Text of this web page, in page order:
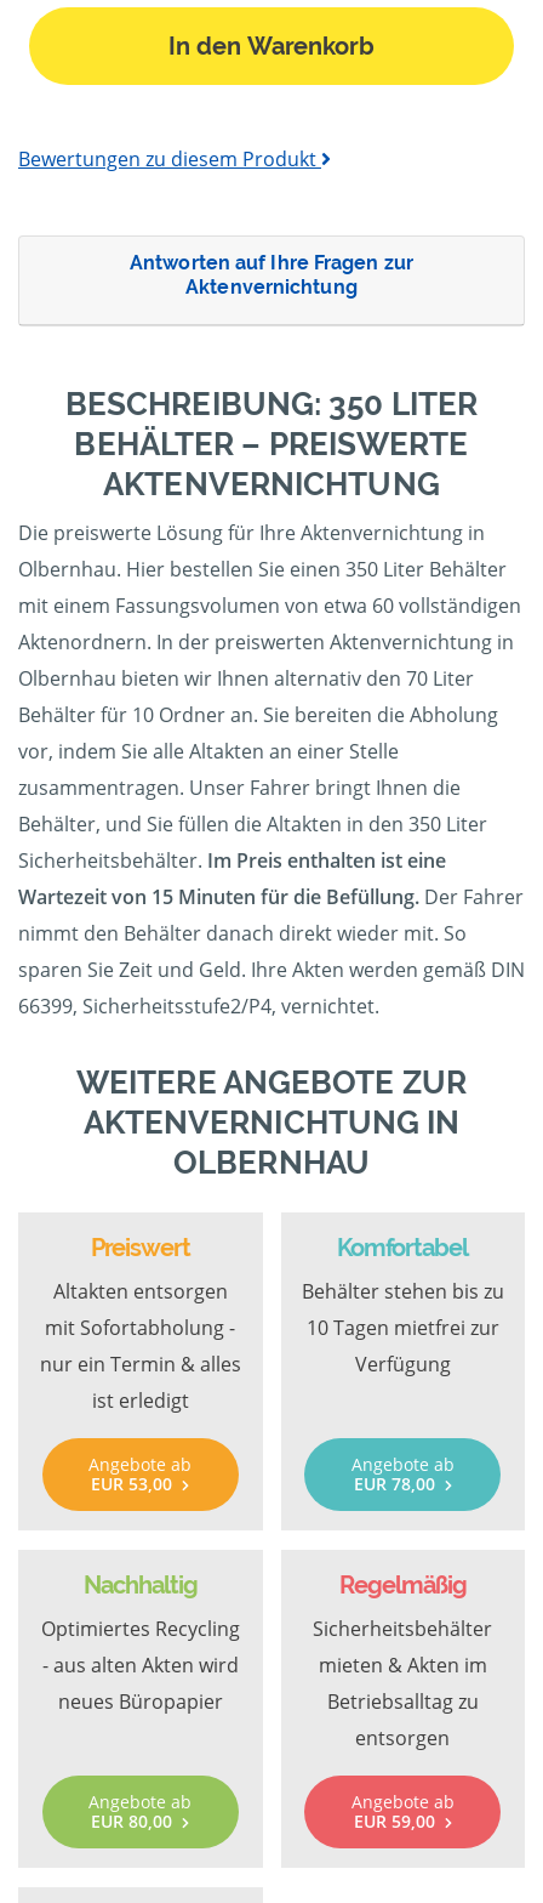
In den Warenkorb
Bewertungen zu diesem Produkt
Antworten auf Ihre Fragen zur
Aktenvernichtung
BESCHREIBUNG: 350 LITER
BEHÄLTER – PREISWERTE
AKTENVERNICHTUNG
Die preiswerte Lösung für Ihre Aktenvernichtung in
Olbernhau. Hier bestellen Sie einen 350 Liter Behälter
mit einem Fassungsvolumen von etwa 60 vollständigen
Aktenordnern. In der preiswerten Aktenvernichtung in
Olbernhau bieten wir Ihnen alternativ den 70 Liter
Behälter für 10 Ordner an. Sie bereiten die Abholung
vor, indem Sie alle Altakten an einer Stelle
zusammentragen. Unser Fahrer bringt Ihnen die
Behälter, und Sie füllen die Altakten in den 350 Liter
Sicherheitsbehälter. Im Preis enthalten ist eine
Wartezeit von 15 Minuten für die Befüllung. Der Fahrer
nimmt den Behälter danach direkt wieder mit. So
sparen Sie Zeit und Geld. Ihre Akten werden gemäß DIN
66399, Sicherheitsstufe2/P4, vernichtet.
WEITERE ANGEBOTE ZUR
AKTENVERNICHTUNG IN
OLBERNHAU
Preiswert
Altakten entsorgen
mit Sofortabholung -
nur ein Termin & alles
ist erledigt
Angebote ab
EUR 53,00
Komfortabel
Behälter stehen bis zu
10 Tagen mietfrei zur
Verfügung
Angebote ab
EUR 78,00
Nachhaltig
Optimiertes Recycling
- aus alten Akten wird
neues Büropapier
Angebote ab
EUR 80,00
Regelmäßig
Sicherheitsbehälter
mieten & Akten im
Betriebsalltag zu
entsorgen
Angebote ab
EUR 59,00